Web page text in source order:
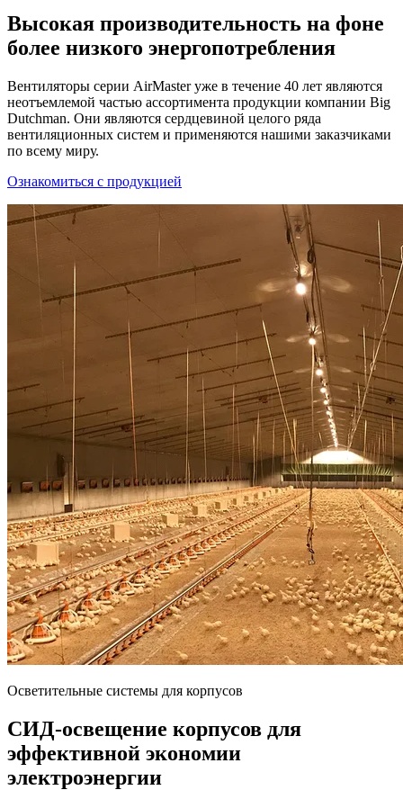
Высокая производительность на фоне
более низкого энергопотребления
Вентиляторы серии AirMaster уже в течение 40 лет являются
неотъемлемой частью ассортимента продукции компании Big
Dutchman. Они являются сердцевиной целого ряда
вентиляционных систем и применяются нашими заказчиками
по всему миру.
Ознакомиться с продукцией
Осветительные системы для корпусов
СИД-освещение корпусов для
эффективной экономии
электроэнергии